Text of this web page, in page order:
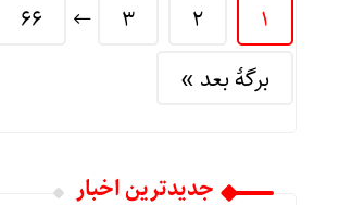
1
2
3
66
برگهٔ بعد »
جديدترين اخبار